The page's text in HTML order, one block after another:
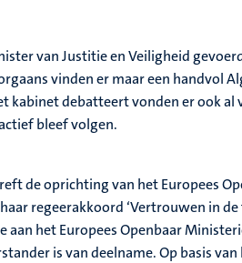
van Justitie en Veiligheid
vinden er maar een handvol
debatteert vonden er ook al
bleef volgen.
de oprichting van het Europees
regeerakkoord ‘Vertrouwen in
het Europees Openbaar
is van deelname. Op basis van